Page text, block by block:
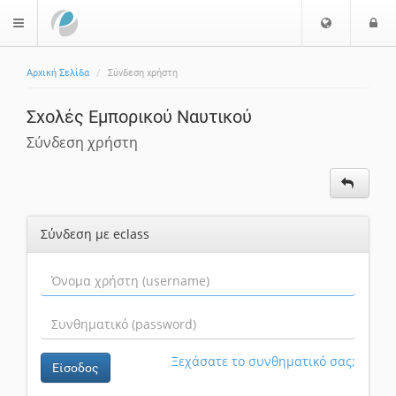
$langMenu
Επιλογή
Αρχική Σελίδα Σύνδεση χρήστη
Σχολές Εμπορικού Ναυτικού
Σύνδεση χρήστη
Σύνδεση με eclass
Είσοδος Ξεχάσατε το συνθηματικό σας;